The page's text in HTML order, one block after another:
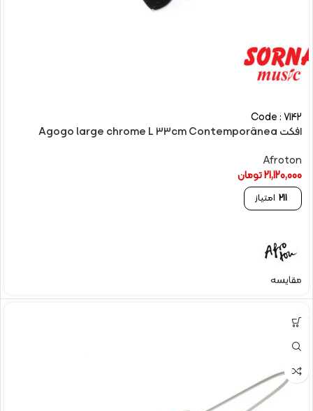
Code : 7142
افکت Agogo large chrome L 33cm Contemporânea
Afroton
21,120,000تومان
211 امتیاز
مقایسه